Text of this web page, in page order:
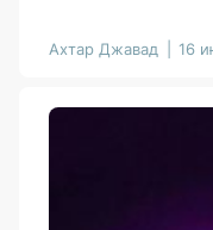
Ахтар Джавад 16